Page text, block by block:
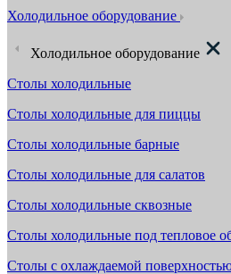
Холодильное оборудование
Холодильное оборудование
Столы холодильные
Столы холодильные для пиццы
Столы холодильные барные
Столы холодильные для салатов
Столы холодильные сквозные
Столы холодильные под тепловое
Столы с охлаждаемой